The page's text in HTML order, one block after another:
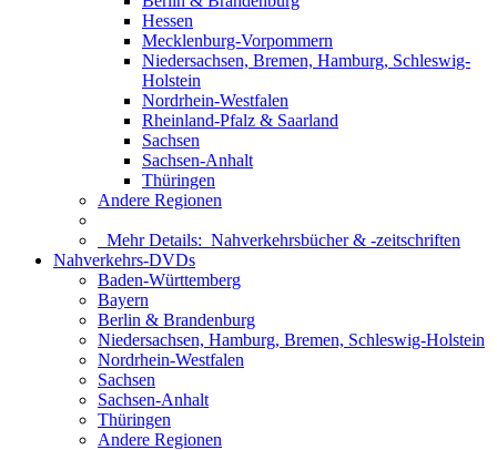
Hessen
Mecklenburg-Vorpommern
Niedersachsen, Bremen, Hamburg, Schleswig-
Holstein
Nordrhein-Westfalen
Rheinland-Pfalz & Saarland
Sachsen
Sachsen-Anhalt
Thüringen
Andere Regionen
Mehr Details: Nahverkehrsbücher & -zeitschriften
Nahverkehrs-DVDs
Baden-Württemberg
Bayern
Berlin & Brandenburg
Niedersachsen, Hamburg, Bremen, Schleswig-Holstein
Nordrhein-Westfalen
Sachsen
Sachsen-Anhalt
Thüringen
Andere Regionen